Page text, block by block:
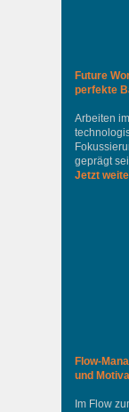
Future
perfekte
Arbeiten
geprägt
Jetzt
Flow-
und
Im Flow